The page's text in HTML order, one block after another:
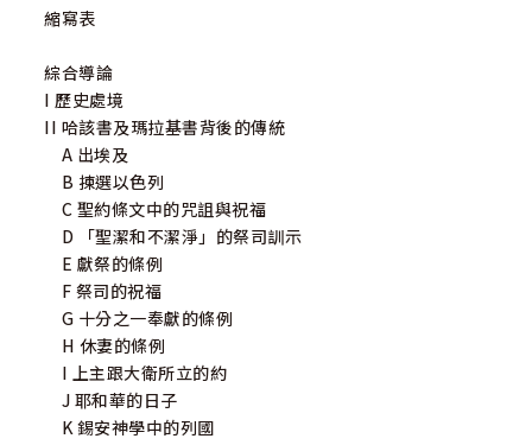
縮寫表
綜合導論
I 歷史處境
II 哈該書及瑪拉基書背後的傳統
A 出埃及
B 揀選以色列
C 聖約條文中的咒詛與祝福
D 「聖潔和不潔淨」的祭司訓示
E 獻祭的條例
F 祭司的祝福
G 十分之一奉獻的條例
H 休妻的條例
I 上主跟大衛所立的約
J 耶和華的日子
K 錫安神學中的列國